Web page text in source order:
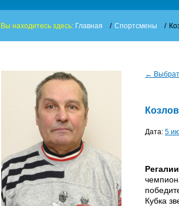
Вы находитесь здесь: Главная / Спортсмены /
←
Дата: 5
Кубка